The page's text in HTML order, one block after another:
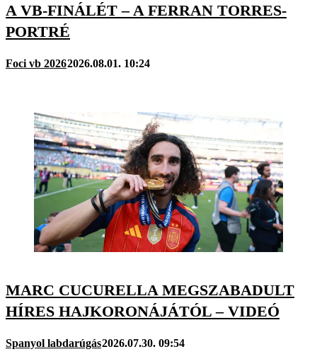
A VB-FINÁLÉT – A FERRAN TORRES-
PORTRÉ
Foci vb 20262026.08.01. 10:24
MARC CUCURELLA MEGSZABADULT
HÍRES HAJKORONÁJÁTÓL – VIDEÓ
Spanyol labdarúgás2026.07.30. 09:54